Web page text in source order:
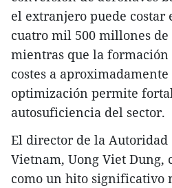
el extranjero puede
cuatro mil 500 millones
mientras que la
costes a aproximadamente
optimización permite
autosuficiencia del sector.
El director de la
Vietnam, Uong Viet Dung,
como un hito significativo